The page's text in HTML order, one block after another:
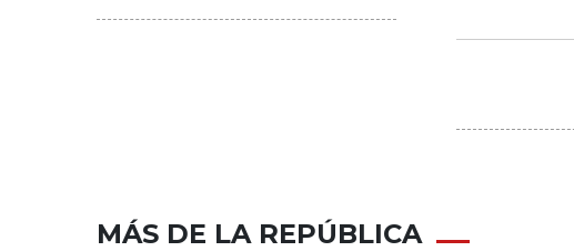
MÁS DE LA REPÚBLICA